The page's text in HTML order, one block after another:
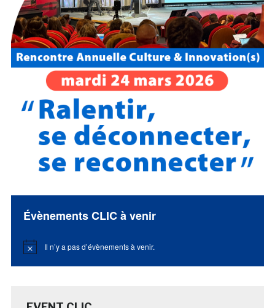
Évènements CLIC à venir
Notice Il n’y a pas d’évènements à venir.